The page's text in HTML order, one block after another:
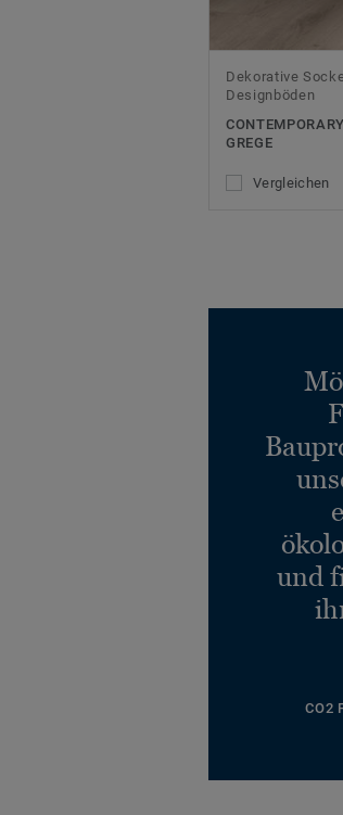
Dekorative
Designböden
GREGE
Vergleichen
und
CO2